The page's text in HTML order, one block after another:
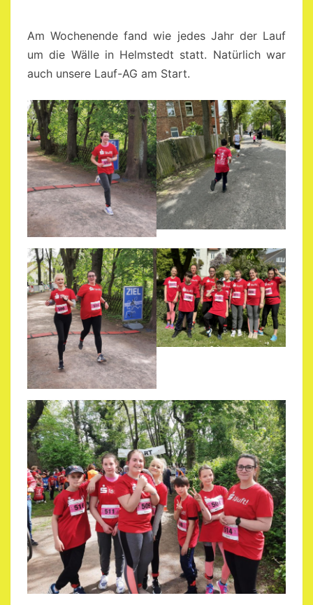
Am Wochenende fand wie jedes Jahr der Lauf
um die Wälle in Helmstedt statt. Natürlich war
auch unsere Lauf-AG am Start.